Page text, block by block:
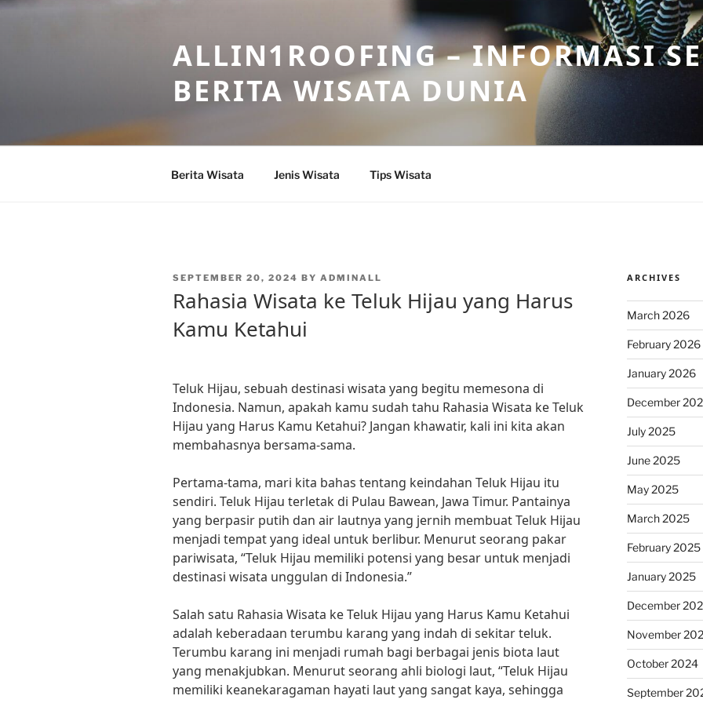
Skip
ALLIN1ROOFING – INFORMASI
BERITA WISATA DUNIA
Berita Wisata Jenis Wisata Tips Wisata
POSTED
SEPTEMBER 20, 2024 BY ADMINALL
Rahasia Wisata ke Teluk Hijau yang Harus
Kamu Ketahui
Teluk Hijau, sebuah destinasi wisata yang begitu memesona di
Indonesia. Namun, apakah kamu sudah tahu Rahasia Wisata ke Teluk
Hijau yang Harus Kamu Ketahui? Jangan khawatir, kali ini kita akan
membahasnya bersama-sama.
Pertama-tama, mari kita bahas tentang keindahan Teluk Hijau itu
sendiri. Teluk Hijau terletak di Pulau Bawean, Jawa Timur. Pantainya
yang berpasir putih dan air lautnya yang jernih membuat Teluk Hijau
menjadi tempat yang ideal untuk berlibur. Menurut seorang pakar
pariwisata, “Teluk Hijau memiliki potensi yang besar untuk menjadi
destinasi wisata unggulan di Indonesia.”
Salah satu Rahasia Wisata ke Teluk Hijau yang Harus Kamu Ketahui
adalah keberadaan terumbu karang yang indah di sekitar teluk.
Terumbu karang ini menjadi rumah bagi berbagai jenis biota laut
yang menakjubkan. Menurut seorang ahli biologi laut, “Teluk Hijau
memiliki keanekaragaman hayati laut yang sangat kaya, sehingga
ARCHIVES
March 2026
February 2026
January 2026
December
July 2025
June 2025
May 2025
March 2025
February 2025
January 2025
December
November
October 2024
September